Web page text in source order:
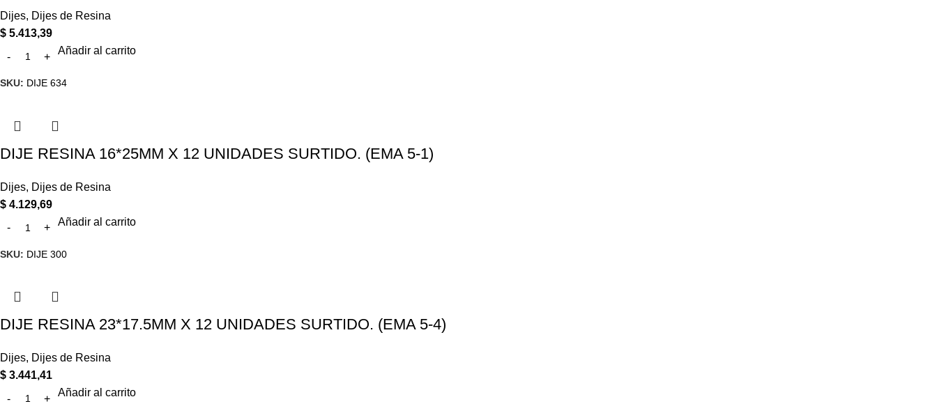
Dijes, Dijes de Resina
$ 5.413,39
Añadir al carrito
SKU: DIJE 634
DIJE RESINA 16*25MM X 12 UNIDADES SURTIDO. (EMA 5-1)
Dijes, Dijes de Resina
$ 4.129,69
Añadir al carrito
SKU: DIJE 300
DIJE RESINA 23*17.5MM X 12 UNIDADES SURTIDO. (EMA 5-4)
Dijes, Dijes de Resina
$ 3.441,41
Añadir al carrito